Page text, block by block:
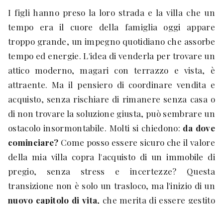
I figli hanno preso la loro strada e la villa che un
tempo era il cuore della famiglia oggi appare
troppo grande, un impegno quotidiano che assorbe
tempo ed energie. L'idea di venderla per trovare un
attico moderno, magari con terrazzo e vista, è
attraente. Ma il pensiero di coordinare vendita e
acquisto, senza rischiare di rimanere senza casa o
di non trovare la soluzione giusta, può sembrare un
ostacolo insormontabile. Molti si chiedono: da dove
cominciare? Come posso essere sicuro che il valore
della mia villa copra l'acquisto di un immobile di
pregio, senza stress e incertezze? Questa
transizione non è solo un trasloco, ma l'inizio di un
nuovo capitolo di vita, che merita di essere gestito